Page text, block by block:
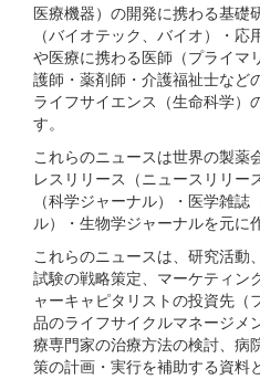
医療機器）の開発に携わる基礎
（バイオテック、バイオ）・
や医療に携わる医師（プライマ
護師・薬剤師・介護福祉士など
ライフサイエンス（生命科学）
す。
これらのニュースは世界の製薬
レスリリース（ニュースリリー
（科学ジャーナル）・医学雑
ル）・生物学ジャーナルを元に
これらのニュースは、研究活動
試験の戦略策定、マーケティン
ャーキャピタリストの投資先（
品のライフサイクルマネージメ
療専門家の治療方法の検討、病
策の計画・実行を補助する資料